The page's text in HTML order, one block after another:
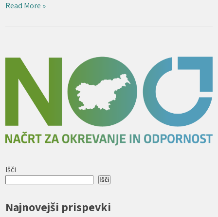
Read More »
Išči
Išči
Najnovejši prispevki